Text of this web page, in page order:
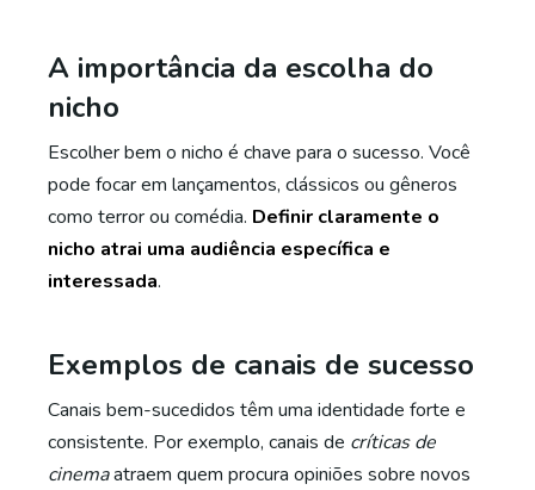
A importância da escolha do
nicho
Escolher bem o nicho é chave para o sucesso. Você
pode focar em lançamentos, clássicos ou gêneros
como terror ou comédia. Definir claramente o
nicho atrai uma audiência específica e
interessada.
Exemplos de canais de sucesso
Canais bem-sucedidos têm uma identidade forte e
consistente. Por exemplo, canais de críticas de
cinemaatraem quem procura opiniões sobre novos